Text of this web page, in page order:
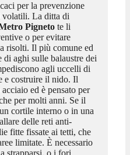
per la prevenzione
volatili. La ditta di
Pignetote li
o per evitare
risolti. Il più comune ed
di aghi sulle balaustre dei
agli uccelli di
e costruire il nido. Il
ed è pensato per
per molti anni. Se il
cortile interno o in una
delle reti anti-
fitte fissate ai tetti, che
limitate. È necessario